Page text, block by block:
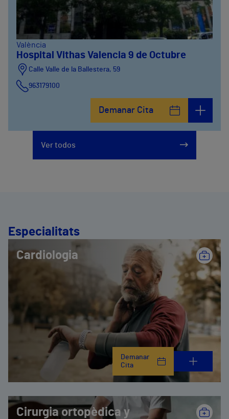
València
Hospital Vithas Valencia 9 de Octubre
Calle Valle de la Ballestera, 59
963179100
Demanar Cita
Ver todos
Especialitats
Cardiologia
Demanar
Cita
Cirurgia ortopèdica y